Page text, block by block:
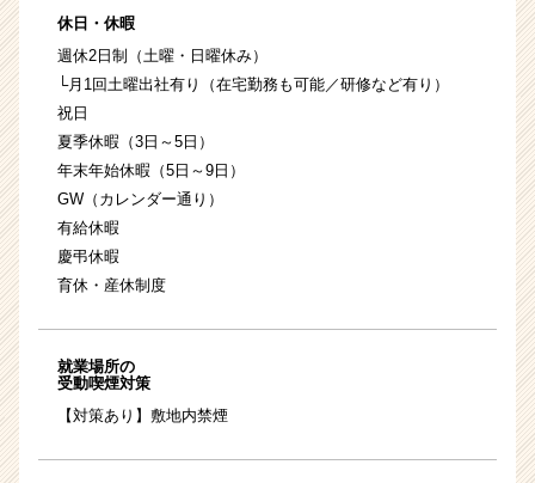
休日・休暇
週休2日制（土曜・日曜休み）
└月1回土曜出社有り（在宅勤務も可能／研修など有り）
祝日
夏季休暇（3日～5日）
年末年始休暇（5日～9日）
GW（カレンダー通り）
有給休暇
慶弔休暇
育休・産休制度
就業場所の
受動喫煙対策
【対策あり】敷地内禁煙